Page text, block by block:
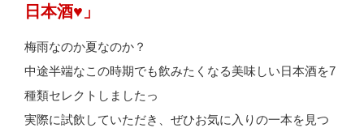
日本酒♥ 」
梅雨なのか夏なのか？
中途半端なこの時期でも飲みたくなる美味しい日本酒を7
種類セレクトしましたっ
実際に試飲していただき、ぜひお気に入りの一本を見つ